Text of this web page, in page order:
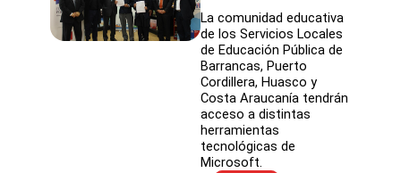
La comunidad educativa
de los Servicios Locales
de Educación Pública de
Barrancas, Puerto
Cordillera, Huasco y
Costa Araucanía tendrán
acceso a distintas
herramientas
tecnológicas de
Microsoft.